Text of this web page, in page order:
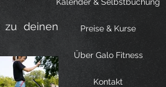
Preise & Kurse
Über Galo Fitness
Kontakt
zu deinen